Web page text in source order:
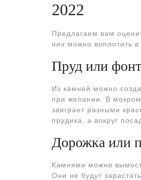
2022
Предлагаем вам
них можно воплотить
Пруд или
Из камней можно
при желании. В
заиграет разными
прудика, а вокруг
Дорожка или
Камнями можно
Они не будут